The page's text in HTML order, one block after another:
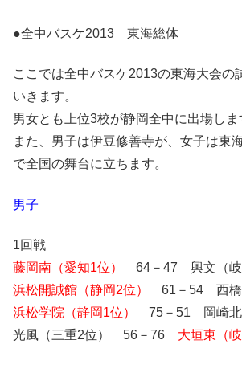
●全中バスケ2013 東海総体
ここでは全中バスケ2013の東海大会の
いきます。
男女とも上位3校が静岡全中に出場しま
また、男子は伊豆修善寺が、女子は東
で全国の舞台に立ちます。
男子
1回戦
藤岡南（愛知1位）
64－47 興文（岐
浜松開誠館（静岡2位）
61－54 西橋
浜松学院（静岡1位）
75－51 岡崎北
光風（三重2位） 56－76 大垣東（岐